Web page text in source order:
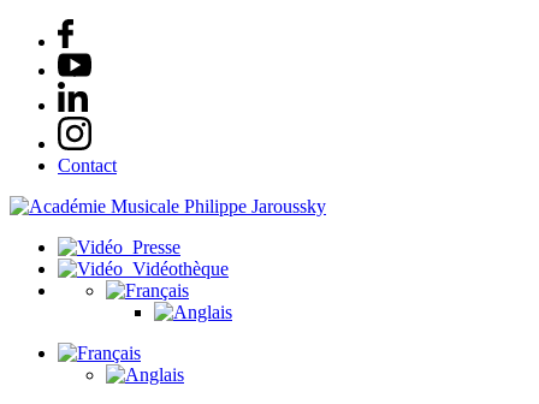
Contact
Presse
Vidéothèque